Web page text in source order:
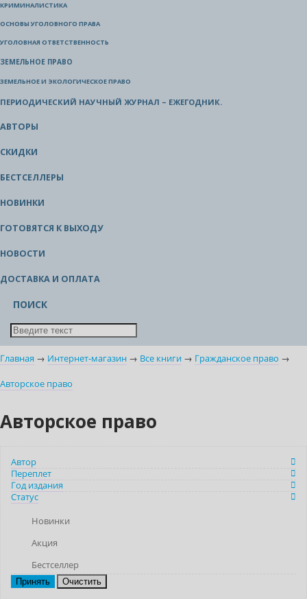
КРИМИНАЛИСТИКА
ОСНОВЫ УГОЛОВНОГО ПРАВА
УГОЛОВНАЯ ОТВЕТСТВЕННОСТЬ
ЗЕМЕЛЬНОЕ ПРАВО
ЗЕМЕЛЬНОЕ И ЭКОЛОГИЧЕСКОЕ ПРАВО
ПЕРИОДИЧЕСКИЙ НАУЧНЫЙ ЖУРНАЛ – ЕЖЕГОДНИК.
АВТОРЫ
СКИДКИ
БЕСТСЕЛЛЕРЫ
НОВИНКИ
ГОТОВЯТСЯ К ВЫХОДУ
НОВОСТИ
ДОСТАВКА И ОПЛАТА
ПОИСК
Главная → Интернет-магазин → Все книги → Гражданское право →
Авторское право
Авторское право
Автор
Переплет
Год издания
Статус
Новинки
Акция
Бестселлер
Очистить